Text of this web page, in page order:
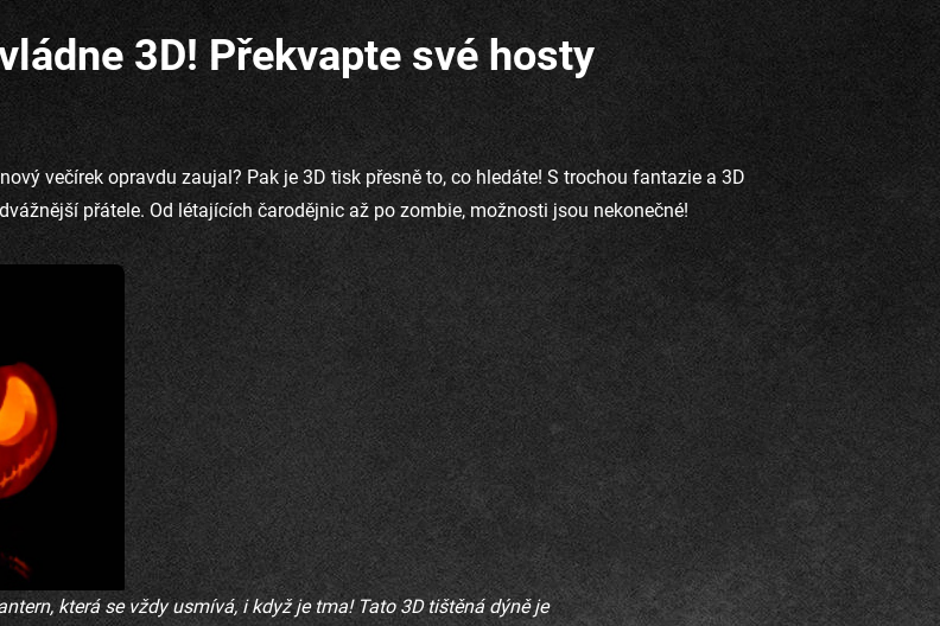
3D! Překvapte své hosty
večírek opravdu zaujal? Pak je 3D tisk přesně to, co hledáte! S trochou fantazie a 3D
přátele. Od létajících čarodějnic až po zombie, možnosti jsou nekonečné!
která se vždy usmívá, i když je tma! Tato 3D tištěná dýně je